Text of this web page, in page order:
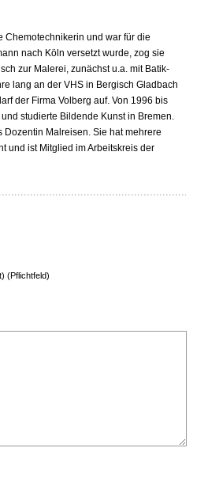
Chemotechnikerin und war für die
nach Köln versetzt wurde, zog sie
zur Malerei, zunächst u.a. mit Batik-
lang an der VHS in Bergisch Gladbach
der Firma Volberg auf. Von 1996 bis
studierte Bildende Kunst in Bremen.
Dozentin Malreisen. Sie hat mehrere
und ist Mitglied im Arbeitskreis der
(Pflichtfeld)